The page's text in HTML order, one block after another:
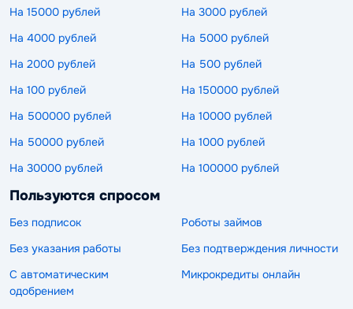
На 15000 рублей
На 3000 рублей
На 4000 рублей
На 5000 рублей
На 2000 рублей
На 500 рублей
На 100 рублей
На 150000 рублей
На 500000 рублей
На 10000 рублей
На 50000 рублей
На 1000 рублей
На 30000 рублей
На 100000 рублей
Пользуются спросом
Без подписок
Роботы займов
Без указания работы
Без подтверждения личности
С автоматическим
одобрением
Микрокредиты онлайн